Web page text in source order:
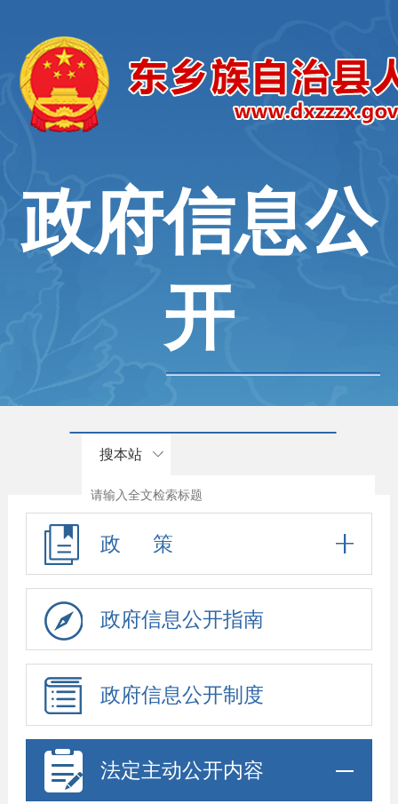
政府信息公
开
搜本站
政 策
政府信息公开指南
政府信息公开制度
法定主动公开内容